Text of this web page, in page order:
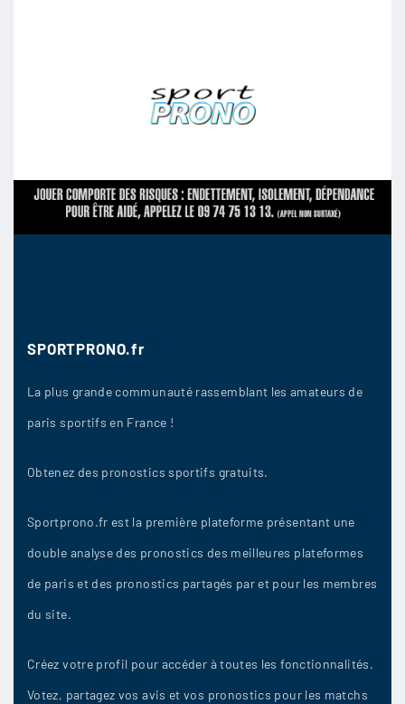
SPORTPRONO.fr
La plus grande communauté rassemblant les amateurs de
paris sportifs en France !
Obtenez des pronostics sportifs gratuits.
Sportprono.fr est la première plateforme présentant une
double analyse des pronostics des meilleures plateformes
de paris et des pronostics partagés par et pour les membres
du site.
Créez votre profil pour accéder à toutes les fonctionnalités.
Votez, partagez vos avis et vos pronostics pour les matchs